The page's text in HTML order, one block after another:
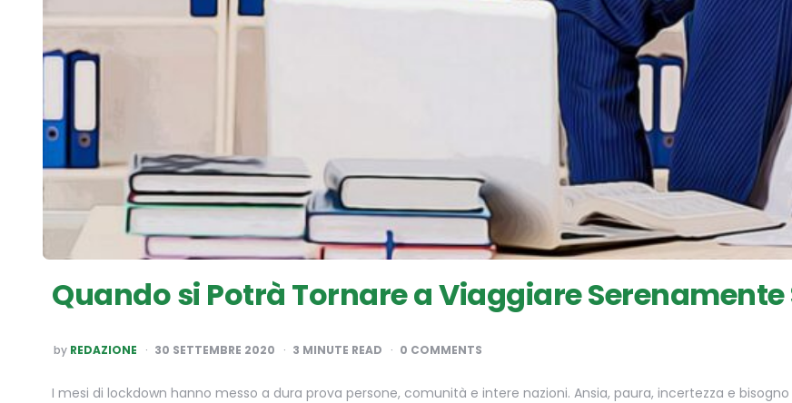
Quando si Potrà Tornare a Viaggiare
POSTED
BY
by REDAZIONE 30 SETTEMBRE 2020 3 MINUTE READ 0 COMMENTS
I mesi di lockdown hanno messo a dura prova persone, comunità e intere nazioni. Ansia, paura, incertezza e